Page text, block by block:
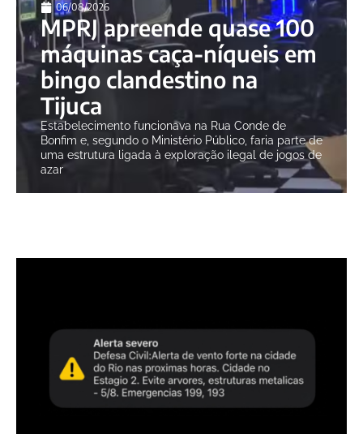
06/08/2026
MPRJ apreende quase 100
máquinas caça-níqueis em
bingo clandestino na
Tijuca
Estabelecimento funcionava na Rua Conde de
Bonfim e, segundo o Ministério Público, faria parte de
uma estrutura ligada à exploração ilegal de jogos de
azar